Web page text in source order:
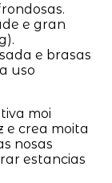
e gran
e brasas
uso
moi
e crea moita
nosas
estancias